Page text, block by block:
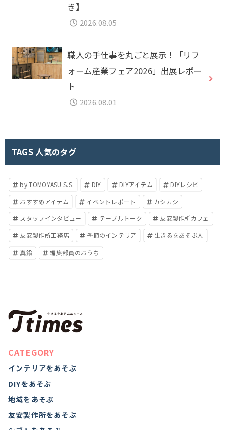
き】
2026.08.05
職人の手仕事を丸ごと展示！「リフ
ォーム産業フェア2026」出展レポー
ト
2026.08.01
TAGS 人気のタグ
by TOMOYASU S.S. DIY DIYアイテム
DIYレシピ
おすすめアイテム
イベントレポート
カシカシ
スタッフインタビュー
テーブルトーク
友安製作所カフェ
友安製作所工務店
季節のインテリア
生きるをあそぶ人
真鍮
編集部員のおうち
CATEGORY
インテリアをあそぶ
DIYをあそぶ
地域をあそぶ
友安製作所をあそぶ